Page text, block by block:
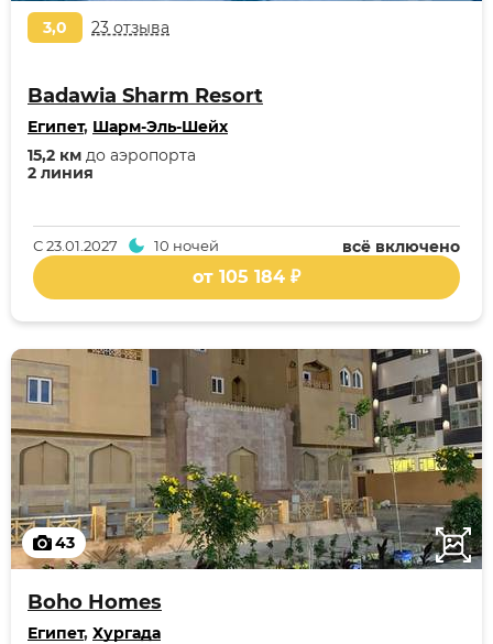
3,0 23 отзыва
Badawia Sharm Resort
Египет, Шарм-Эль-Шейх
2 линия
15,2 км до аэропорта
всё включено
С23.01.2027 10 ночей
от 105 184 ₽
43
Boho Homes
Египет, Хургада